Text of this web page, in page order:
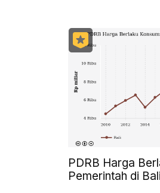
PDRB Harga
Pemerintah di